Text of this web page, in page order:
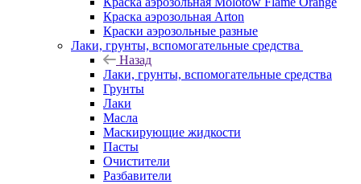
Краска аэрозольная Arton
Краски аэрозольные разные
Лаки, грунты, вспомогательные средства
Назад
Лаки, грунты, вспомогательные средства
Грунты
Лаки
Масла
Маскирующие жидкости
Пасты
Очистители
Разбавители